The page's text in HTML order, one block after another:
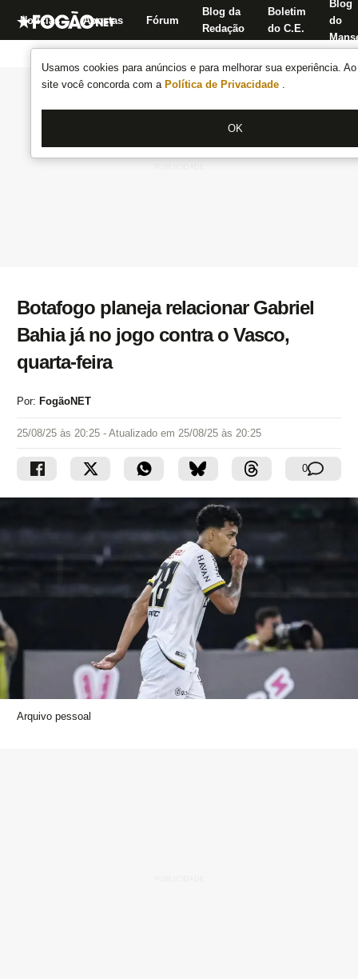
Usamos cookies para anúncios e para melhorar sua experiência.
site você concorda com a Política de Privacidade .
OK
Notícias Apostas Fórum
Blog da
Redação
Boletim
do C.E.
Blog
do
Botafogo planeja relacionar Gabriel
Bahia já no jogo contra o Vasco,
quarta-feira
Por: FogãoNET
25/08/25 às 20:25 - Atualizado em 25/08/25 às 20:25
0
Arquivo pessoal